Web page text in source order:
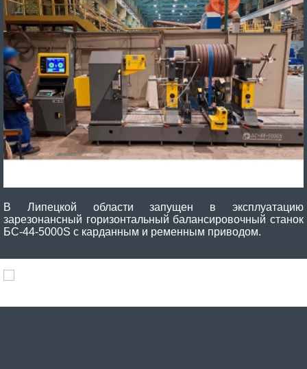
В Липецкой области запущен в эксплуатацию
зарезонансный горизонтальный балансировочный станок
БС-44-5000S с карданным и ременным приводом.